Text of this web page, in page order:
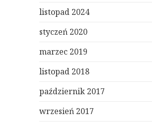
listopad 2024
styczeń 2020
marzec 2019
listopad 2018
październik 2017
wrzesień 2017